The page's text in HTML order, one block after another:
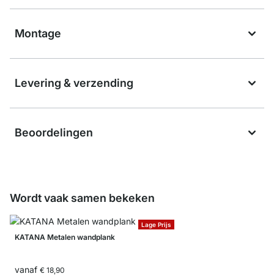
Montage
Levering & verzending
Beoordelingen
Wordt vaak samen bekeken
Lage Prijs
KATANA Metalen wandplank
vanaf € 18,90